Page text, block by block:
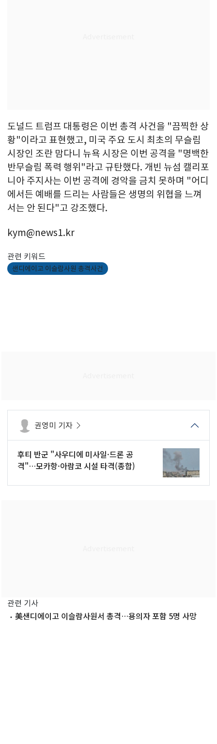
도널드 트럼프 대통령은 이번 총격 사건을 "끔찍한 상
황"이라고 표현했고, 미국 주요 도시 최초의 무슬림
시장인 조란 맘다니 뉴욕 시장은 이번 공격을 "명백한
반무슬림 폭력 행위"라고 규탄했다. 개빈 뉴섬 캘리포
니아 주지사는 이번 공격에 경악을 금치 못하며 "어디
에서든 예배를 드리는 사람들은 생명의 위협을 느껴
서는 안 된다"고 강조했다.
kym@news1.kr
관련 키워드
샌디에이고 이슬람사원 총격사건
권영미 기자
후티 반군 "사우디에 미사일·드론 공
격"…모카항·아람코 시설 타격(종합)
관련 기사
美샌디에이고 이슬람사원서 총격…용의자 포함 5명 사망